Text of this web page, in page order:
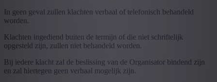
In geen geval zullen klachten verbaal of telefonisch behandeld
worden.
Klachten ingediend buiten de termijn of die niet schriftelijk
opgesteld zijn, zullen niet behandeld worden.
Bij iedere klacht zal de beslissing van de Organisator bindend zijn
en zal hiertegen geen verhaal mogelijk zijn.